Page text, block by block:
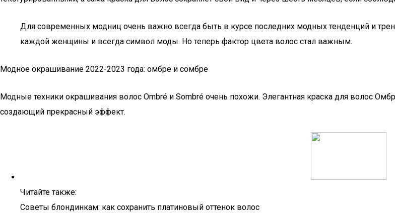
Для современных модниц очень важно всегда быть в курсе последних модных тенденций и
каждой женщины и всегда символ моды. Но теперь фактор цвета волос стал важным.
Модное окрашивание 2022-2023 года: омбре и сомбре
Модные техники окрашивания волос Ombré и Sombré очень похожи. Элегантная краска для волос
создающий прекрасный эффект.
Читайте также:
Советы блондинкам: как сохранить платиновый оттенок волос